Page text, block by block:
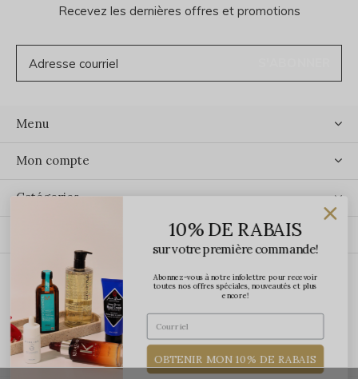
Recevez les dernières offres et promotions
Menu
Mon compte
Catégories
ÉCRIVEZ-NOUS
10% DE RABAIS
sur votre première commande!
Abonnez-vous à notre infolettre pour recevoir
toutes nos offres spéciales, nouveautés et plus
encore!
OBTENIR MON 10% DE RABAIS